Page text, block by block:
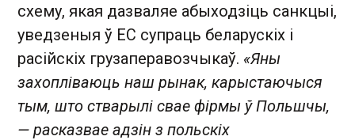
схему, якая дазваляе абыходзіць санкцыі,
уведзеныя ў ЕС супраць беларускіх і
расійскіх грузаперавозчыкаў. «Яны
захопліваюць наш рынак, карыстаючыся
тым, што стварылі свае фірмы ў Польшчы,
— расказвае адзін з польскіх